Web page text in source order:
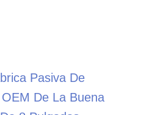
Pasiva De
De La Buena